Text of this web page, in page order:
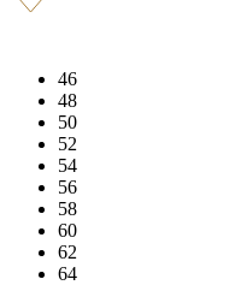
46
48
50
52
54
56
58
60
62
64